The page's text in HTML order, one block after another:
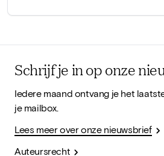
Schrijf je in op onze
Iedere maand ontvang je het
je mailbox.
Lees meer over onze nieuwsbrief
Auteursrecht